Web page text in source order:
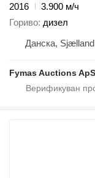
2016
3.900 м/ч
Гориво дизел
Данска, Sjælland